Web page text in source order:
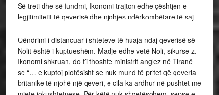
Së treti dhe së fundmi, Ikonomi trajton edhe çështjen e
legjitimitetit të qeverisë dhe njohjes ndërkombëtare të saj.
Qëndrimi i distancuar i shteteve të huaja ndaj qeverisë së
Nolit është i kuptueshëm. Madje edhe vetë Noli, sikurse z.
Ikonomi shkruan, do t’i thoshte ministrit anglez në Tiranë
se “… e kuptoj plotësisht se nuk mund të pritet që qeveria
britanike të njohë një qeveri, e cila ka ardhur në pushtet me